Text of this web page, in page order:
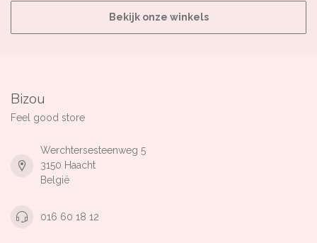
Bekijk onze winkels
Bizou
Feel good store
Werchtersesteenweg 5
3150 Haacht
België
016 60 18 12